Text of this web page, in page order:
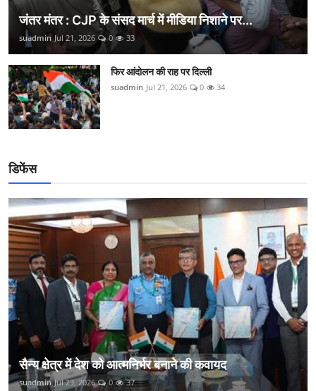
जंतर मंतर : CJP के संसद मार्च में मीडिया निशाने पर...
suadmin Jul 21, 2026 0 33
फिर आंदोलन की राह पर दिल्ली
suadmin Jul 21, 2026 0 34
डिफेंस
सैन्य क्षेत्र में देश को आत्मनिर्भर बनाने की कवायद
suadmin Jul 23, 2026 0 37